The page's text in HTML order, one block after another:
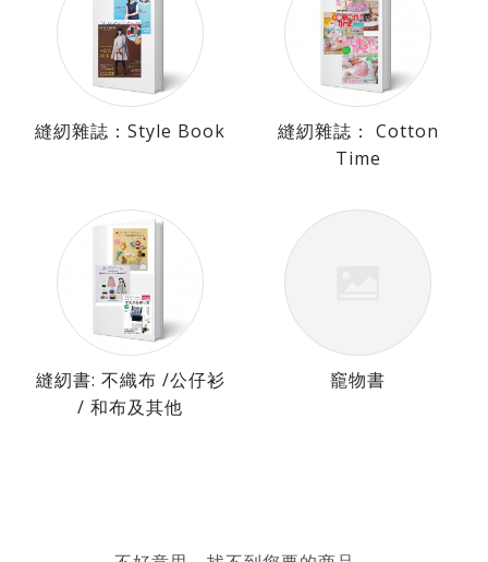
縫紉雜誌：Style Book
縫紉雜誌： Cotton
Time
縫紉書: 不織布 /公仔衫
/ 和布及其他
竉物書